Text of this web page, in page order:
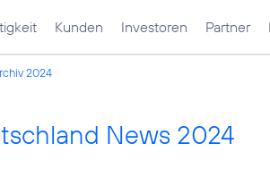
Kunden Investoren Partner
2024
News 2024